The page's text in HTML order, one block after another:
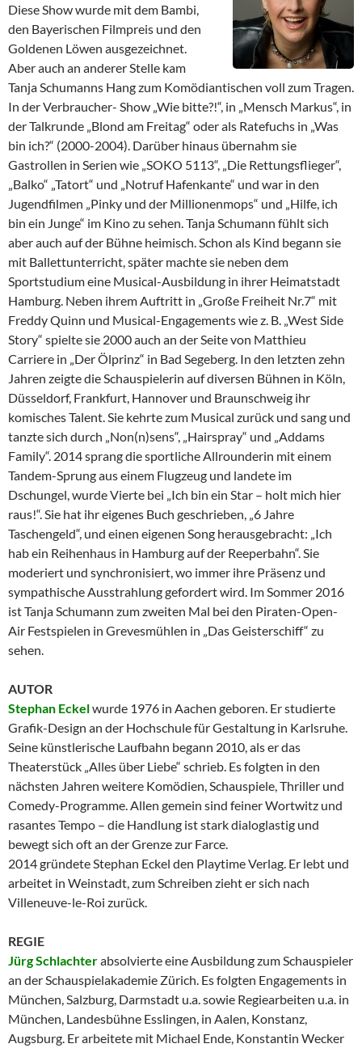
Diese Show wurde mit dem Bambi,
den Bayerischen Filmpreis und den
Goldenen Löwen ausgezeichnet.
Aber auch an anderer Stelle kam
Tanja Schumanns Hang zum Komödiantischen voll zum Tragen.
In der Verbraucher- Show „Wie bitte?!“, in „Mensch Markus“, in
der Talkrunde „Blond am Freitag“ oder als Ratefuchs in „Was
bin ich?“ (2000-2004). Darüber hinaus übernahm sie
Gastrollen in Serien wie „SOKO 5113“, „Die Rettungsflieger“,
„Balko“ „Tatort“ und „Notruf Hafenkante“ und war in den
Jugendfilmen „Pinky und der Millionenmops“ und „Hilfe, ich
bin ein Junge“ im Kino zu sehen. Tanja Schumann fühlt sich
aber auch auf der Bühne heimisch. Schon als Kind begann sie
mit Ballettunterricht, später machte sie neben dem
Sportstudium eine Musical-Ausbildung in ihrer Heimatstadt
Hamburg. Neben ihrem Auftritt in „Große Freiheit Nr.7“ mit
Freddy Quinn und Musical-Engagements wie z. B. „West Side
Story“ spielte sie 2000 auch an der Seite von Matthieu
Carriere in „Der Ölprinz“ in Bad Segeberg. In den letzten zehn
Jahren zeigte die Schauspielerin auf diversen Bühnen in Köln,
Düsseldorf, Frankfurt, Hannover und Braunschweig ihr
komisches Talent. Sie kehrte zum Musical zurück und sang und
tanzte sich durch „Non(n)sens“, „Hairspray“ und „Addams
Family“. 2014 sprang die sportliche Allrounderin mit einem
Tandem-Sprung aus einem Flugzeug und landete im
Dschungel, wurde Vierte bei „Ich bin ein Star – holt mich hier
raus!“. Sie hat ihr eigenes Buch geschrieben, „6 Jahre
Taschengeld“, und einen eigenen Song herausgebracht: „Ich
hab ein Reihenhaus in Hamburg auf der Reeperbahn“. Sie
moderiert und synchronisiert, wo immer ihre Präsenz und
sympathische Ausstrahlung gefordert wird. Im Sommer 2016
ist Tanja Schumann zum zweiten Mal bei den Piraten-Open-
Air Festspielen in Grevesmühlen in „Das Geisterschiff“ zu
sehen.
AUTOR
Stephan Eckelwurde 1976 in Aachen geboren. Er studierte
Grafik-Design an der Hochschule für Gestaltung in Karlsruhe.
Seine künstlerische Laufbahn begann 2010, als er das
Theaterstück „Alles über Liebe“ schrieb. Es folgten in den
nächsten Jahren weitere Komödien, Schauspiele, Thriller und
Comedy-Programme. Allen gemein sind feiner Wortwitz und
rasantes Tempo – die Handlung ist stark dialoglastig und
bewegt sich oft an der Grenze zur Farce.
2014 gründete Stephan Eckel den Playtime Verlag. Er lebt und
arbeitet in Weinstadt, zum Schreiben zieht er sich nach
Villeneuve-le-Roi zurück.
REGIE
Jürg Schlachterabsolvierte eine Ausbildung zum Schauspieler
an der Schauspielakademie Zürich. Es folgten Engagements in
München, Salzburg, Darmstadt u.a. sowie Regiearbeiten u.a. in
München, Landesbühne Esslingen, in Aalen, Konstanz,
Augsburg. Er arbeitete mit Michael Ende, Konstantin Wecker